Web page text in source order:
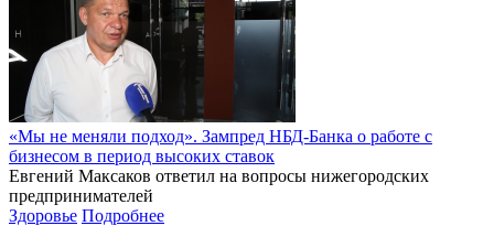
«Мы не меняли подход». Зампред НБД-Банка о работе с
бизнесом в период высоких ставок
Евгений Максаков ответил на вопросы нижегородских
предпринимателей
Здоровье Подробнее